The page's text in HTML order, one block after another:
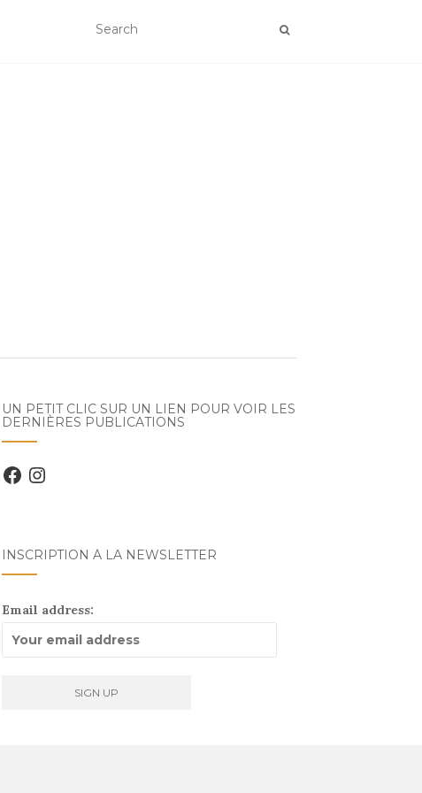
UN PETIT CLIC SUR UN LIEN POUR VOIR LES
DERNIÈRES PUBLICATIONS
FacebookInstagram
INSCRIPTION À LA NEWSLETTER
Email address: